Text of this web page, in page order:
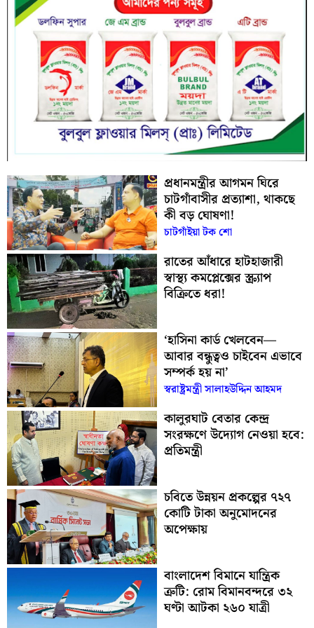
প্রধানমন্ত্রীর আগমন ঘিরে
চাটগাঁবাসীর প্রত্যাশা, থাকছে
কী বড় ঘোষণা!
চাটগাঁইয়া টক শো
রাতের আঁধারে হাটহাজারী
স্বাস্থ্য কমপ্লেক্সের স্ক্র্যাপ
বিক্রিতে ধরা!
‘হাসিনা কার্ড খেলবেন—
আবার বন্ধুত্বও চাইবেন এভাবে
সম্পর্ক হয় না’
স্বরাষ্ট্রমন্ত্রী সালাহউদ্দিন আহমদ
কালুরঘাট বেতার কেন্দ্র
সংরক্ষণে উদ্যোগ নেওয়া হবে:
প্রতিমন্ত্রী
চবিতে উন্নয়ন প্রকল্পের ৭২৭
কোটি টাকা অনুমোদনের
অপেক্ষায়
বাংলাদেশ বিমানে যান্ত্রিক
ত্রুটি: রোম বিমানবন্দরে ৩২
ঘণ্টা আটকা ২৬০ যাত্রী